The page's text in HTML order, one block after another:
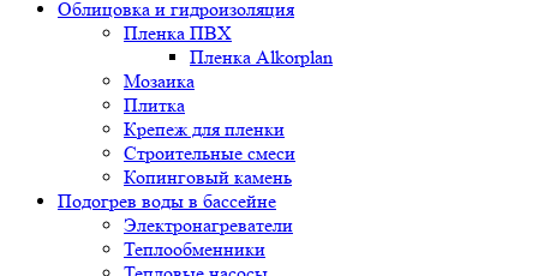
Облицовка и гидроизоляция
Пленка ПВХ
Пленка Alkorplan
Мозаика
Плитка
Крепеж для пленки
Строительные смеси
Копинговый камень
Подогрев воды в бассейне
Электронагреватели
Теплообменники